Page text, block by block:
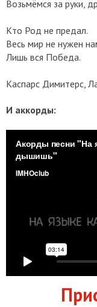
Возьмёмся за руки,
Кто Род не предал.
Весь мир не нужен
Лишь вся Победа.
Каспарс Димитерс,
И аккорды: